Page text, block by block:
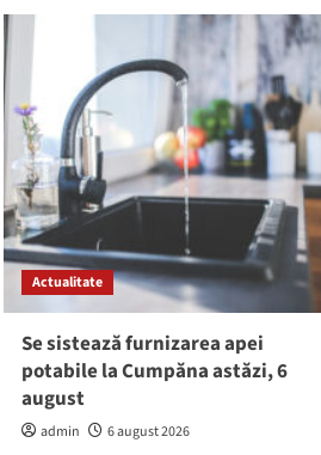
Actualitate
Se sistează furnizarea apei
potabile la Cumpăna astăzi, 6
august
admin 6 august 2026